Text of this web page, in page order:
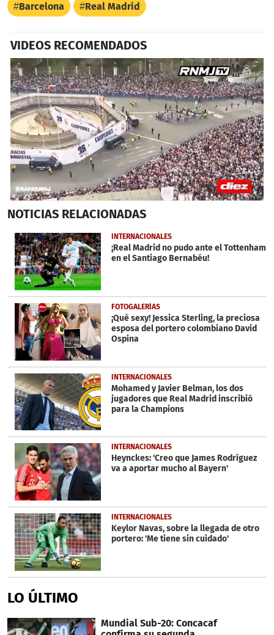
Barcelona Real Madrid
VIDEOS RECOMENDADOS
seconds
4
minutes,
2
seconds
NOTICIAS RELACIONADAS
INTERNACIONALES
¡Real Madrid no pudo ante el Tottenham
en el Santiago Bernabéu!
FOTOGALERÍAS
¡Qué sexy! Jessica Sterling, la preciosa
esposa del portero colombiano David
Ospina
INTERNACIONALES
Mohamed y Javier Belman, los dos
jugadores que Real Madrid inscribió
para la Champions
INTERNACIONALES
Heynckes: 'Creo que James Rodríguez
va a aportar mucho al Bayern'
INTERNACIONALES
Keylor Navas, sobre la llegada de otro
portero: 'Me tiene sin cuidado'
LO ÚLTIMO
Mundial Sub-20: Concacaf